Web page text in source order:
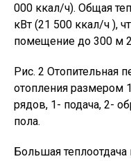
000 ккал/ч). Общая
кВт (21 500 ккал/ч ),
помещение до 300 м
Рис. 2 Отопительная
отопления размером
рядов, 1- подача, 2-
пола.
Большая